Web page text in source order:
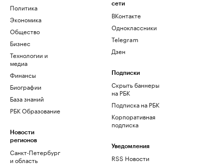
Политика
Экономика
Общество
Бизнес
Технологии и
медиа
Финансы
Биографии
База знаний
РБК Образование
Новости
регионов
Санкт-Петербург
и область
сети
ВКонтакте
Одноклассники
Telegram
Дзен
Подписки
Скрыть баннеры
на РБК
Подписка на РБК
Корпоративная
подписка
Уведомления
RSS Новости